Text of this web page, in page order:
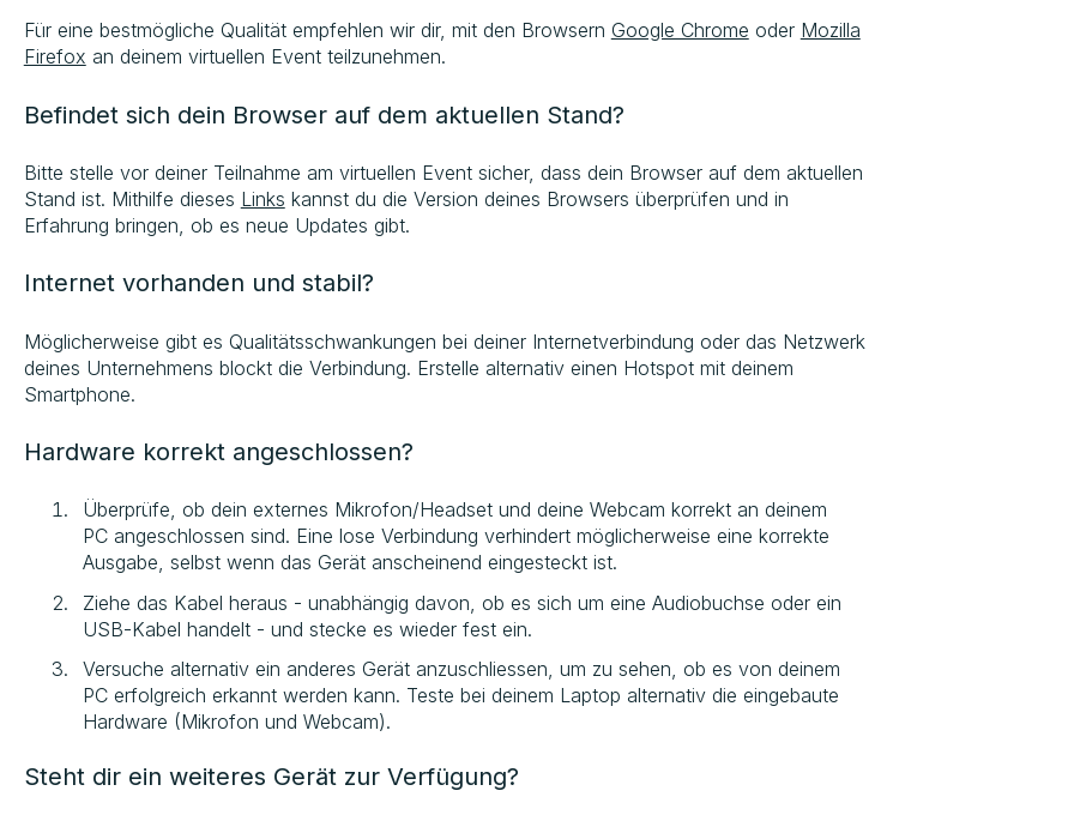
Für eine bestmögliche Qualität empfehlen wir dir, mit den Browsern Google Chrome oder Mozilla
Firefox an deinem virtuellen Event teilzunehmen.
Befindet sich dein Browser auf dem aktuellen Stand?
Bitte stelle vor deiner Teilnahme am virtuellen Event sicher, dass dein Browser auf dem aktuellen
Stand ist. Mithilfe dieses Links kannst du die Version deines Browsers überprüfen und in
Erfahrung bringen, ob es neue Updates gibt.
Internet vorhanden und stabil?
Möglicherweise gibt es Qualitätsschwankungen bei deiner Internetverbindung oder das Netzwerk
deines Unternehmens blockt die Verbindung. Erstelle alternativ einen Hotspot mit deinem
Smartphone.
Hardware korrekt angeschlossen?
Überprüfe, ob dein externes Mikrofon/Headset und deine Webcam korrekt an deinem
PC angeschlossen sind. Eine lose Verbindung verhindert möglicherweise eine korrekte
Ausgabe, selbst wenn das Gerät anscheinend eingesteckt ist.
Ziehe das Kabel heraus - unabhängig davon, ob es sich um eine Audiobuchse oder ein
USB-Kabel handelt - und stecke es wieder fest ein.
Versuche alternativ ein anderes Gerät anzuschliessen, um zu sehen, ob es von deinem
PC erfolgreich erkannt werden kann. Teste bei deinem Laptop alternativ die eingebaute
Hardware (Mikrofon und Webcam).
Steht dir ein weiteres Gerät zur Verfügung?